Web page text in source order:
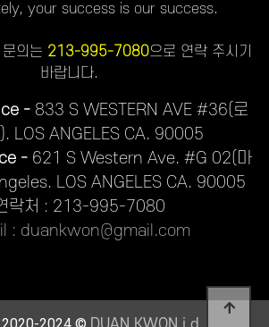
your success is our success.
의는 213-995-7080으로 연락 주시기
바랍니다.
- 833 S WESTERN AVE #36(로
LOS ANGELES CA. 90005
- 621 S Western Ave. #G 02(마
LOS ANGELES CA. 90005
락처 : 213-995-7080
: duankwon@gmail.com